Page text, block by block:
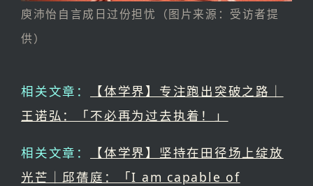
庾沛怡自言成日过份担忧（图片来源：受访者提
供）
相关文章：
【体学界】专注跑出突破之路｜
王诺弘：「不必再为过去执着！」
相关文章：
【体学界】坚持在田径场上绽放
光芒｜邱蒨庭：「I am capable of